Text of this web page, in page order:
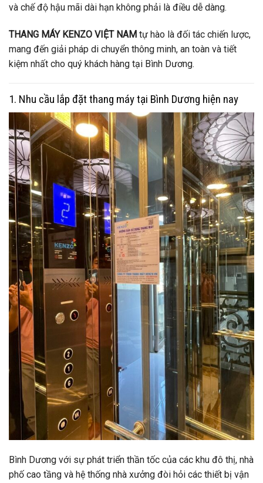
và chế độ hậu mãi dài hạn không phải là điều dễ dàng.
THANG MÁY KENZO VIỆT NAM tự hào là đối tác chiến lược,
mang đến giải pháp di chuyển thông minh, an toàn và tiết
kiệm nhất cho quý khách hàng tại Bình Dương.
1. Nhu cầu lắp đặt thang máy tại Bình Dương hiện nay
Bình Dương với sự phát triển thần tốc của các khu đô thị, nhà
phố cao tầng và hệ thống nhà xưởng đòi hỏi các thiết bị vận